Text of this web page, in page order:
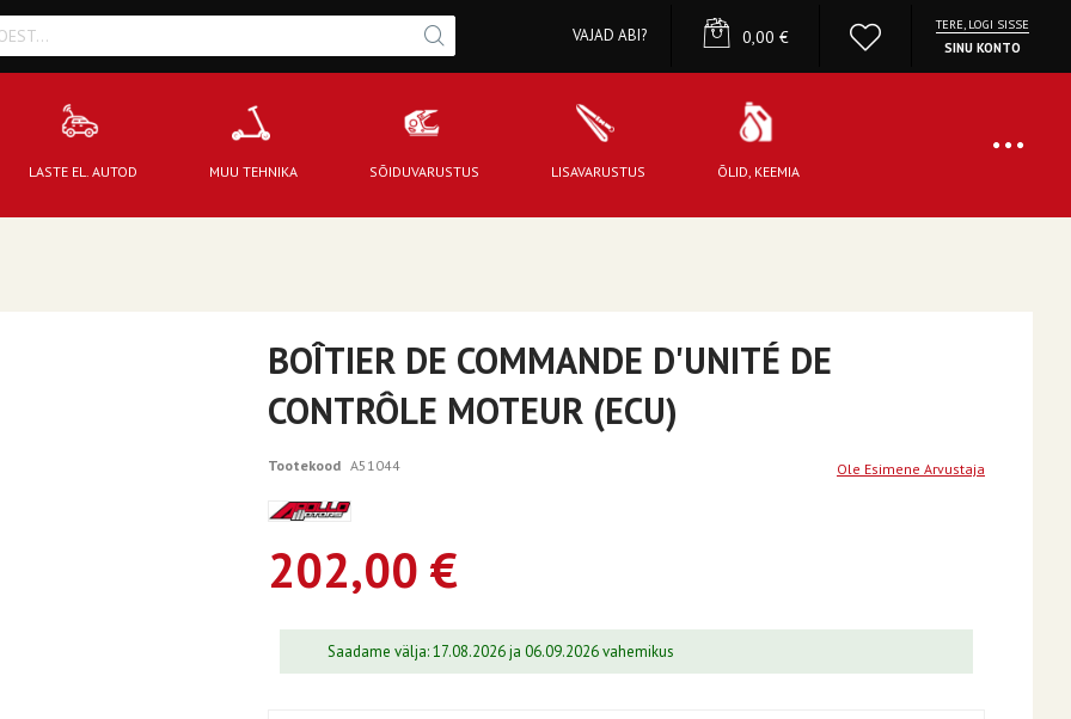
VAJAD ABI? YOUR CART
0,00 €
TERE, LOGI SISSE
SINU KONTO
LASTE EL. AUTOD MUU TEHNIKA SÕIDUVARUSTUS LISAVARUSTUS ÕLID, KEEMIA
BOÎTIER DE COMMANDE D'UNITÉ DE
CONTRÔLE MOTEUR (ECU)
Ole Esimene Arvustaja
Tootekood A51044
202,00 €
Saadame välja: 17.08.2026 ja 06.09.2026 vahemikus